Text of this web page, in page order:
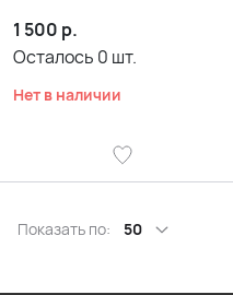
1 500 р.
Осталось 0 шт.
Нет в наличии
Показать по: 50